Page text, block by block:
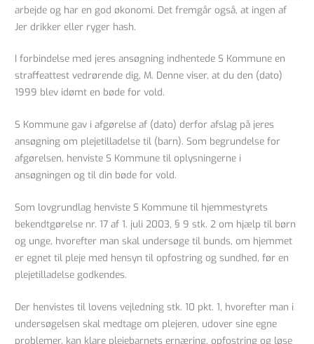
arbejde og har en god økonomi. Det fremgår også, at ingen af
Jer drikker eller ryger hash.
I forbindelse med jeres ansøgning indhentede S Kommune en
straffeattest vedrørende dig, M. Denne viser, at du den (dato)
1999 blev idømt en bøde for vold.
S Kommune gav i afgørelse af (dato) derfor afslag på jeres
ansøgning om plejetilladelse til (barn). Som begrundelse for
afgørelsen, henviste S Kommune til oplysningerne i
ansøgningen og til din bøde for vold.
Som lovgrundlag henviste S Kommune til hjemmestyrets
bekendtgørelse nr. 17 af 1. juli 2003, § 9 stk. 2 om hjælp til børn
og unge, hvorefter man skal undersøge til bunds, om hjemmet
er egnet til pleje med hensyn til opfostring og sundhed, før en
plejetilladelse godkendes.
Der henvistes til lovens vejledning stk. 10 pkt. 1, hvorefter man i
undersøgelsen skal medtage om plejeren, udover sine egne
problemer, kan klare plejebarnets ernæring, opfostring og løse